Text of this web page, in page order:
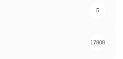
5
17808